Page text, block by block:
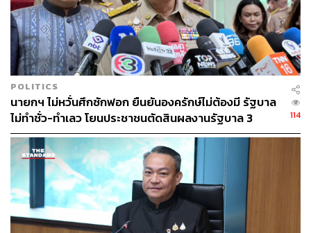
ซึ่งถึงวันนี้ยังไม่มีการตัดสินใจ เพราะการพิจารณาเพิ่งจะเริ่ม
ต้นเมื่อวันที่ 29 ตุลาคม 2562 ถือเป็นการแก้ปัญหาเก่าที่เกิด
ขึ้นในอดีต เพราะมีความจำเป็นเร่งด่วนที่ต้องปกป้อง
ประชาชน ตอบรับข้อร้องเรียนของประชาชนในพื้นที่ตั้งแต่ปี
2550 จำเป็นต้องตัดสินใจดำเนินการ ซึ่งไม่ว่าใครก็คงตัดสิน
ใจไม่ต่างจากตน
“ถ้าเป็นรัฐบาลที่รักประชาชนจริง ระหว่างนี้ก็มีคำสั่งจาก
คณะอนุญาโตตุลาการบังคับไม่ให้คู่พิพาทเปิดเผยข้อเท็จจริง
ของเอกสารและรายละเอียดต่างๆ ในคดีข้อพิพาทดังกล่าวต่อ
สาธารณะ และให้เฉพาะผู้เกี่ยวข้องลงนามในหนังสือรักษา
ความลับเท่านั้นที่จะเข้าถึงข้อมูลได้ หากใครเปิดเผยถือ
เป็นการขัดคำสั่งคณะอนุญาโตตุลาการ
POLITICS
นายกฯ ไม่หวั่นศึกซักฟอก ยืนยันองครักษ์ไม่ต้องมี รัฐบาล
ไม่ทำชั่ว-ทำเลว โยนประชาชนตัดสินผลงานรัฐบาล 3
เดือน
114